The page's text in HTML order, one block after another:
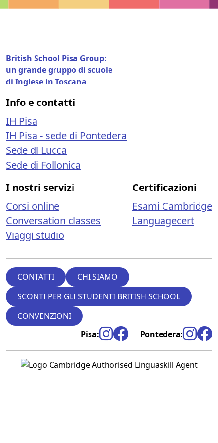
British School Pisa Group:
un grande gruppo di scuole
di Inglese in Toscana.
Info e contatti
IH Pisa
IH Pisa - sede di Pontedera
Sede di Lucca
Sede di Follonica
I nostri servizi
Corsi online
Conversation classes
Viaggi studio
Certificazioni
Esami Cambridge
Languagecert
CONTATTI
CHI SIAMO
SCONTI PER GLI STUDENTI BRITISH SCHOOL
CONVENZIONI
Pisa:
Pontedera: